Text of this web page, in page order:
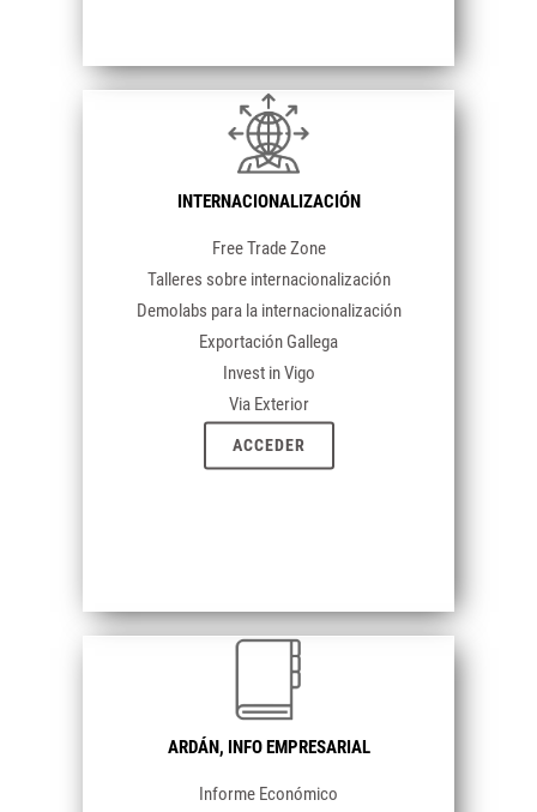
INTERNACIONALIZACIÓN
Free Trade Zone
Talleres sobre internacionalización
Demolabs para la internacionalización
Exportación Gallega
Invest in Vigo
Via Exterior
ACCEDER
ARDÁN, INFO EMPRESARIAL
Informe Económico